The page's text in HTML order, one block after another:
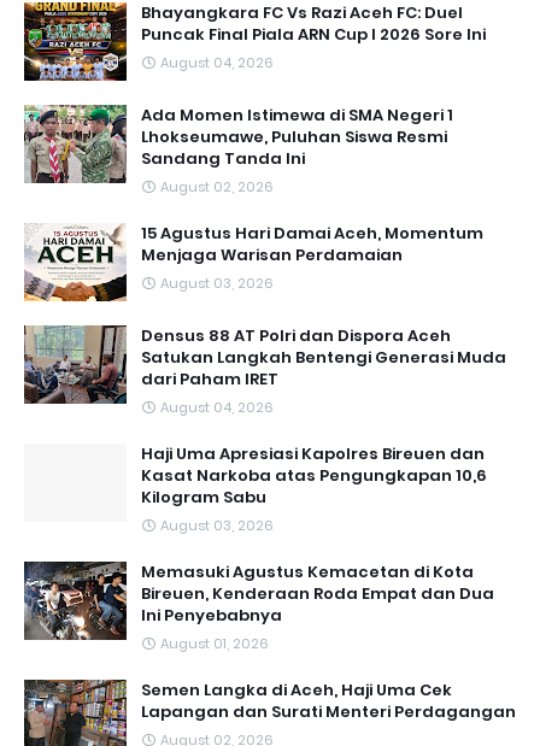
Bhayangkara FC Vs Razi Aceh FC: Duel
Puncak Final Piala ARN Cup I 2026 Sore Ini
August 04, 2026
Ada Momen Istimewa di SMA Negeri 1
Lhokseumawe, Puluhan Siswa Resmi
Sandang Tanda Ini
August 02, 2026
15 Agustus Hari Damai Aceh, Momentum
Menjaga Warisan Perdamaian
August 03, 2026
Densus 88 AT Polri dan Dispora Aceh
Satukan Langkah Bentengi Generasi Muda
dari Paham IRET
August 04, 2026
Haji Uma Apresiasi Kapolres Bireuen dan
Kasat Narkoba atas Pengungkapan 10,6
Kilogram Sabu
August 03, 2026
Memasuki Agustus Kemacetan di Kota
Bireuen, Kenderaan Roda Empat dan Dua
Ini Penyebabnya
August 01, 2026
Semen Langka di Aceh, Haji Uma Cek
Lapangan dan Surati Menteri Perdagangan
August 02, 2026